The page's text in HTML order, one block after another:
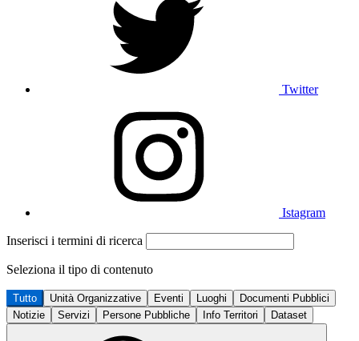
Twitter
Istagram
Inserisci i termini di ricerca
Seleziona il tipo di contenuto
Tutto Unità Organizzative Eventi Luoghi
Documenti Pubblici
Notizie
Servizi Persone Pubbliche Info Territori Dataset